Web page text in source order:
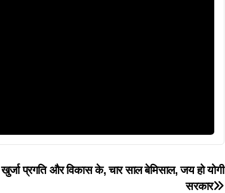
खुर्जा प्रगति और विकास के, चार साल बेमिसाल, जय हो योगी
सरकार